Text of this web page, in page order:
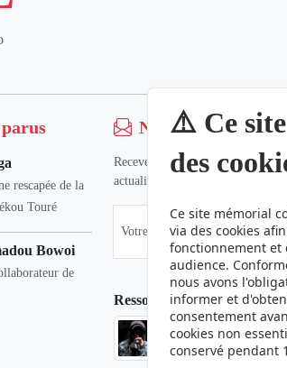
⚠️ Ce
des
Ce site mémorial
via des cookies
fonctionnement et
audience.
nous avons
informer et
consentement
cookies non
conservé pendant
rescapée de la
Touré
Bowoi
de
Newsletter
Recevez nos dernières
actualités.
Ressources
Phaduba camp boiro